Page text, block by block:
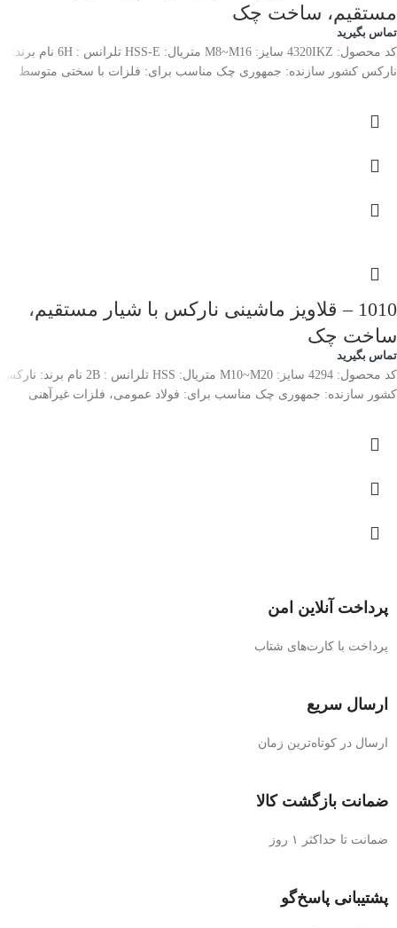
مستقیم، ساخت چک
تماس بگیرید
کد محصول: 4320IKZ سایز: M8~M16 متریال: HSS-E تلرانس : 6H نام برند:
نارکس کشور سازنده: جمهوری چک مناسب برای: فلزات با سختی متوسط
1010 – قلاویز ماشینی نارکس با شیار مستقیم،
ساخت چک
تماس بگیرید
کد محصول: 4294 سایز: M10~M20 متریال: HSS تلرانس : 2B نام برند: نارکس
کشور سازنده: جمهوری چک مناسب برای: فولاد عمومی، فلزات غیرآهنی
پرداخت آنلاین امن
پرداخت با کارت‌های شتاب
ارسال سریع
ارسال در کوتاه‌ترین زمان
ضمانت بازگشت کالا
ضمانت تا حداکثر ۱ روز
پشتیبانی پاسخ‌گو